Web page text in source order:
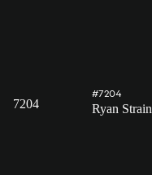
7204
#7204
Ryan Strain